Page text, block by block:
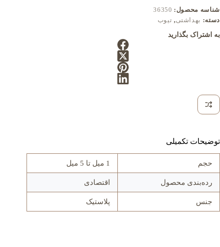
شناسه محصول: 36350
دسته: بهداشتی, تیوب
به اشتراک بگذارید
توضیحات تکمیلی
حجم 1 میل تا 5 میل
رده‌بندی محصول اقتصادی
جنس پلاستیک